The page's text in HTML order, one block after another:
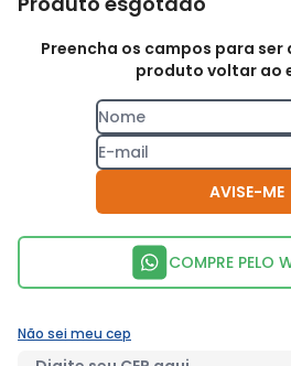
Preencha os campos para ser
produto voltar ao
AVISE-ME
COMPRE PELO
Não sei meu cep